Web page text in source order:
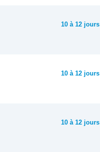
10 à 12 jours
10 à 12 jours
10 à 12 jours